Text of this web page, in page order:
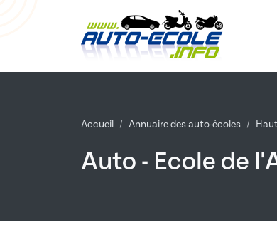
Accueil Annuaire des auto-écoles
Auto - Ecole de